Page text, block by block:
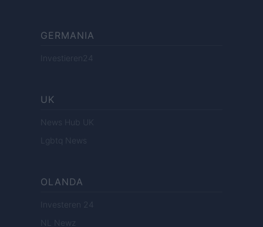
GERMANIA
Investieren24
UK
News Hub UK
Lgbtq News
OLANDA
Investeren 24
NL Newz